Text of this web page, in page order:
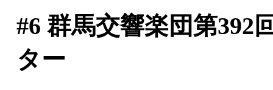
#6 群馬交響楽団第392
ター